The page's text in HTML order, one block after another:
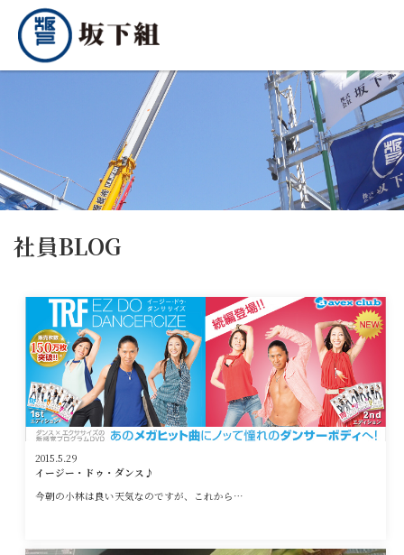
社員BLOG
2015.5.29
イージー・ドゥ・ダンス♪
今朝の小林は良い天気なのですが、これから…